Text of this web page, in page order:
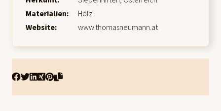
Materialien:
Holz
Website:
www.thomasneumann.at